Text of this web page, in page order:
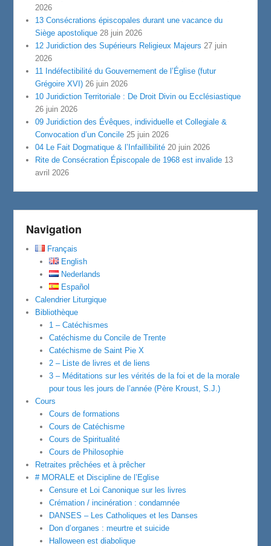
2026
13 Consécrations épiscopales durant une vacance du
Siège apostolique 28 juin 2026
12 Juridiction des Supérieurs Religieux Majeurs 27 juin
2026
11 Indéfectibilité du Gouvernement de l’Église (futur
Grégoire XVI) 26 juin 2026
10 Juridiction Territoriale : De Droit Divin ou Ecclésiastique
26 juin 2026
09 Juridiction des Évêques, individuelle et Collegiale &
Convocation d’un Concile 25 juin 2026
04 Le Fait Dogmatique & l’Infaillibilité 20 juin 2026
Rite de Consécration Épiscopale de 1968 est invalide 13
avril 2026
Navigation
Français
English
Nederlands
Español
Calendrier Liturgique
Bibliothèque
1 – Catéchismes
Catéchisme du Concile de Trente
Catéchisme de Saint Pie X
2 – Liste de livres et de liens
3 – Méditations sur les vérités de la foi et de la morale
pour tous les jours de l’année (Père Kroust, S.J.)
Cours
Cours de formations
Cours de Catéchisme
Cours de Spiritualité
Cours de Philosophie
Retraites prêchées et à prêcher
# MORALE et Discipline de l’Eglise
Censure et Loi Canonique sur les livres
Crémation / incinération : condamnée
DANSES – Les Catholiques et les Danses
Don d’organes : meurtre et suicide
Halloween est diabolique